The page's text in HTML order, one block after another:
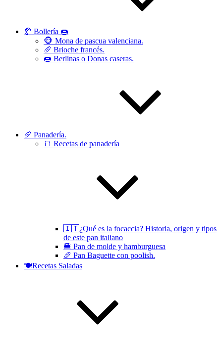
🥐 Bollería 🍩
🐵 Mona de pascua valenciana.
🥖 Brioche francés.
🍩 Berlinas o Donas caseras.
🥖 Panadería.
🍞 Recetas de panadería
🇮🇹¿Qué es la focaccia? Historia, origen y tipos
de este pan italiano
🍔 Pan de molde y hamburguesa
🥖 Pan Baguette con poolish.
🍽Recetas Saladas